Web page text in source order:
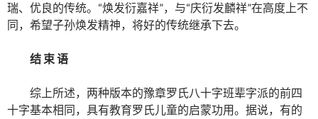
瑞、优良的传统。“焕发衍嘉祥”，与“庆衍发麟祥”在高度上不
同，希望子孙焕发精神，将好的传统继承下去。
结 束 语
综上所述，两种版本的豫章罗氏八十字班辈字派的前四
十字基本相同，具有教育罗氏儿童的启蒙功用。据说，有的